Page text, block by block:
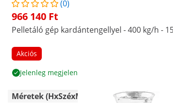
(0)
966 140 Ft
Pelletáló gép kardántengellyel - 400 kg/h -
Akciós
Jelenleg megjelenített
Méretek (HxSzéxMa)